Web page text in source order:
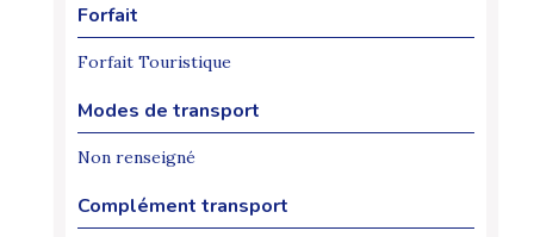
Forfait
Forfait Touristique
Modes de transport
Non renseigné
Complément transport